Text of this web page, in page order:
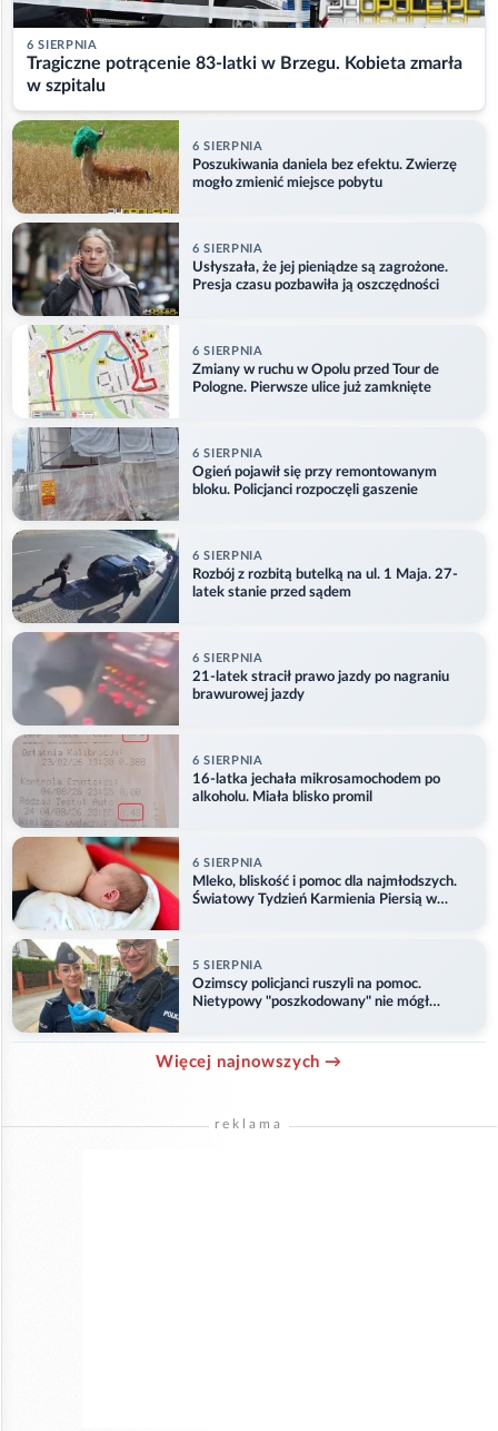
6 SIERPNIA
Tragiczne potrącenie 83-latki w Brzegu. Kobieta zmarła
w szpitalu
6 SIERPNIA
Poszukiwania daniela bez efektu. Zwierzę
mogło zmienić miejsce pobytu
6 SIERPNIA
Usłyszała, że jej pieniądze są zagrożone.
Presja czasu pozbawiła ją oszczędności
6 SIERPNIA
Zmiany w ruchu w Opolu przed Tour de
Pologne. Pierwsze ulice już zamknięte
6 SIERPNIA
Ogień pojawił się przy remontowanym
bloku. Policjanci rozpoczęli gaszenie
6 SIERPNIA
Rozbój z rozbitą butelką na ul. 1 Maja. 27-
latek stanie przed sądem
6 SIERPNIA
21-latek stracił prawo jazdy po nagraniu
brawurowej jazdy
6 SIERPNIA
16-latka jechała mikrosamochodem po
alkoholu. Miała blisko promil
6 SIERPNIA
Mleko, bliskość i pomoc dla najmłodszych.
Światowy Tydzień Karmienia Piersią w
5 SIERPNIA
Ozimscy policjanci ruszyli na pomoc.
Nietypowy "poszkodowany" nie mógł
Więcej najnowszych →
reklama